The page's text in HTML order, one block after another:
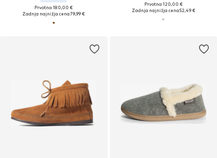
Prvotno: 180,00 €
Zadnja najnižja cena79,99 €
Prvotno: 120,00 €
Zadnja najnižja cena52,49 €